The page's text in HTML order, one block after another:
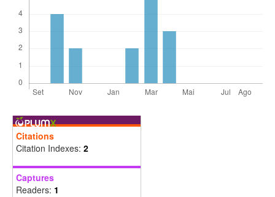
Citations
Citation Indexes: 2
Captures
Readers: 1